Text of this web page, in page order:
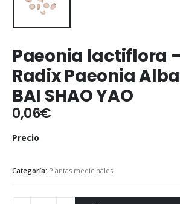
Paeonia lactiflora
Radix Paeonia
BAI SHAO YAO
0,06€
Precio
Categoría: Plantas medicinales